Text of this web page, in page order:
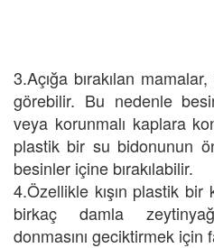
3.Açığa bırakılan
görebilir. Bu nedenle
veya korunmalı kaplara
plastik bir su bidonunun
besinler içine bırakılabilir.
4.Özellikle kışın plastik
birkaç damla
donmasını geciktirmek için